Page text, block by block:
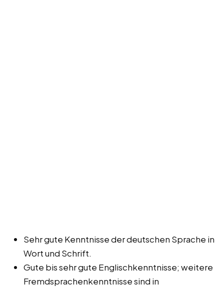
Sehr gute Kenntnisse der deutschen Sprache in
Wort und Schrift.
Gute bis sehr gute Englischkenntnisse; weitere
Fremdsprachenkenntnisse sind in